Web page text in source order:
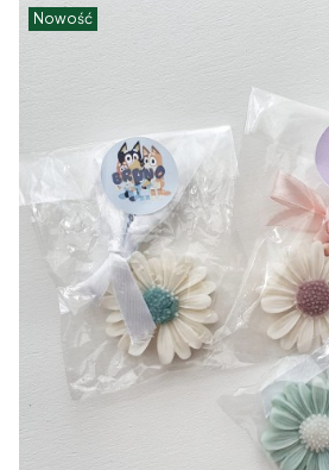
Nowość